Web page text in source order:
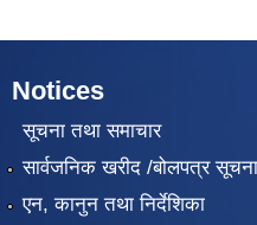
Notices
सूचना तथा समाचार
सार्वजनिक खरीद /बोलपत्र सूचना
एन, कानुन तथा निर्देशिका